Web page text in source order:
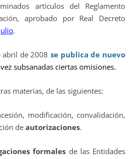
artículos del Reglamento
aprobado por Real Decreto
.
de 2008se publica de nuevo
subsanadas ciertas omisiones.
de las siguientes:
convalidación,
de autorizaciones.
formales de las Entidades